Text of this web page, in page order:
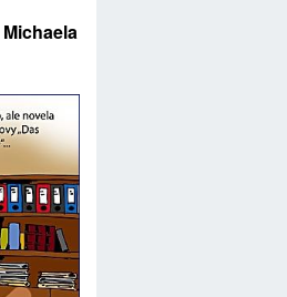
Michaela